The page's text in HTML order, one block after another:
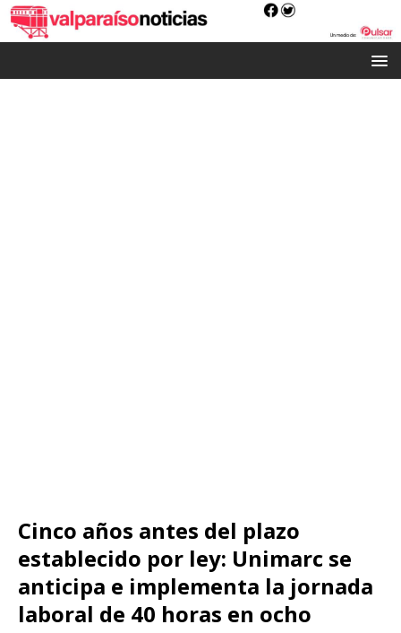
Cinco años antes del plazo
establecido por ley: Unimarc se
anticipa e implementa la jornada
laboral de 40 horas en ocho